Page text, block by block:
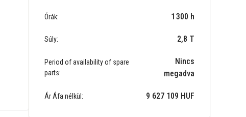
Órák: 1 300 h
Súly: 2,8 T
Period of availability of spare
parts:
Nincs
megadva
Ár Áfa nélkül: 9 627 109 HUF